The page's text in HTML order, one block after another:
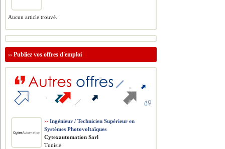
Aucun article trouvé.
››Publiez vos offres d'emploi
›› Ingénieur / Technicien Supérieur en
Systèmes Photovoltaïques
Cytexautomation Sarl
Tunisie